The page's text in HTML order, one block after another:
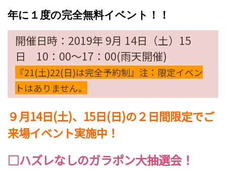
年に１度の完全無料イベント！！
開催日時：2019年 9月 14日（土）15
日 10：00～17：00(雨天開催)
『21(土)22(日)は完全予約制』注：限定イベン
トはありません。
９月14日(土)、15日(日)の２日間限定でご
来場イベント実施中！
□ハズレなしのガラポン大抽選会！